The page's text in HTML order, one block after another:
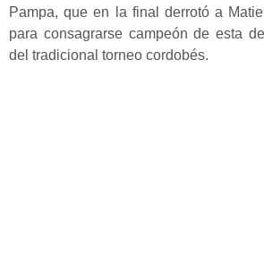
Pampa, que en la final derrotó a
para consagrarse campeón de esta
del tradicional torneo cordobés.